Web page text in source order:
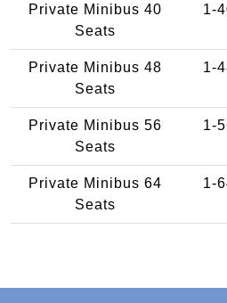
Private Minibus 40
Seats
1-
Private Minibus 48
Seats
1-
Private Minibus 56
Seats
1-
Private Minibus 64
Seats
1-